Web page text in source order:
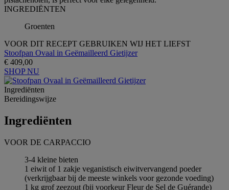
INGREDIЁNTEN
Groenten
VOOR DIT RECEPT GEBRUIKEN WIJ HET LIEFST
Stoofpan Ovaal in Geëmailleerd Gietijzer
€ 409,00
SHOP NU
Ingrediёnten
Bereidingswijze
Ingrediёnten
VOOR DE CARPACCIO
3-4 kleine bieten
1 eiwit of 1 zakje veganistisch eiwitvervangend poeder
(verkrijgbaar bij de meeste winkels voor gezonde voeding)
1 kg grof zeezout (bij voorkeur Fleur de Sel de Guérande)